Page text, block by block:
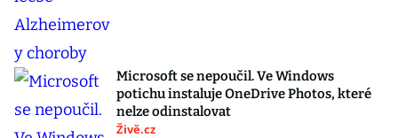
Microsoft se nepoučil. Ve Windows
potichu instaluje OneDrive Photos, které
nelze odinstalovat
Živě.cz